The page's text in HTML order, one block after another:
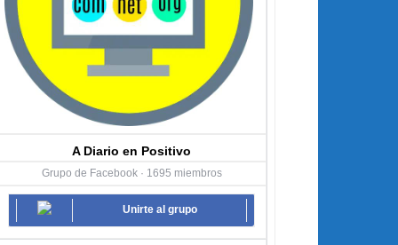
A Diario en Positivo
Grupo de Facebook · 1695 miembros
Unirte al grupo